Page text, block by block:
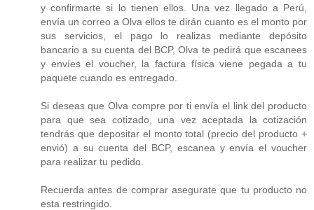
y confirmarte si lo tienen ellos. Una vez llegado a Perú,
envía un correo a Olva ellos te dirán cuanto es el monto por
sus servicios, el pago lo realizas mediante depósito
bancario a su cuenta del BCP, Olva te pedirá que escanees
y envíes el voucher, la factura física viene pegada a tu
paquete cuando es entregado.
Si deseas que Olva compre por ti envía el link del producto
para que sea cotizado, una vez aceptada la cotización
tendrás que depositar el monto total (precio del producto +
envió) a su cuenta del BCP, escanea y envía el voucher
para realizar tu pedido.
Recuerda antes de comprar asegurate que tu producto no
esta restringido.